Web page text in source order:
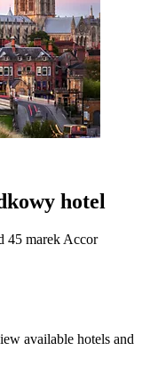
hotel
45 marek Accor
available hotels and